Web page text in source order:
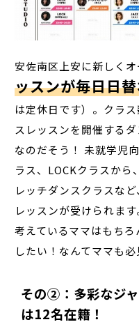
安佐南区上安に新しく
ッスンが毎日日
は定休日です）。クラ
スレッスンを開催する
なのだそう！ 未就学児
ラス、LOCKクラスから
レッチダンスクラスな
レッスンが受けられま
考えているママはもち
したい！なんてママも
その②：多彩なジ
は12名在籍！